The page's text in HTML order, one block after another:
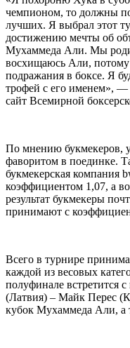
чемпионом, то должны
лучших. Я выбрал этот
достижению мечты об
Мухаммеда Али. Мы
восхищаюсь Али,
подражания в боксе. Я
трофей с его именем»,
сайт Всемирной
По мнению букмекеров,
фаворитом в поединке.
букмекерская компания
коэффициентом 1,07, а
результат букмекеры
принимают с
Всего в турнире
каждой из весовых
полуфинале встретится
(Латвия) – Майк Перес
кубок Мухаммеда Али, а